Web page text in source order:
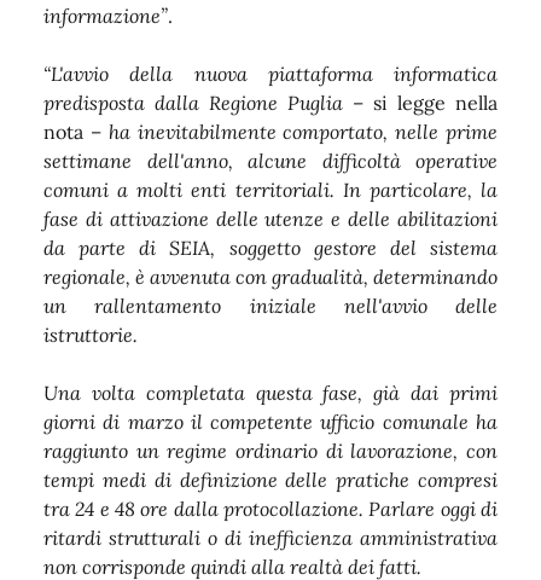
informazione”.
“L'avvio della nuova piattaforma informatica
predisposta dalla Regione Puglia – si legge nella
nota – ha inevitabilmente comportato, nelle prime
settimane dell'anno, alcune difficoltà operative
comuni a molti enti territoriali. In particolare, la
fase di attivazione delle utenze e delle abilitazioni
da parte di SEIA, soggetto gestore del sistema
regionale, è avvenuta con gradualità, determinando
un rallentamento iniziale nell'avvio delle
istruttorie.
Una volta completata questa fase, già dai primi
giorni di marzo il competente ufficio comunale ha
raggiunto un regime ordinario di lavorazione, con
tempi medi di definizione delle pratiche compresi
tra 24 e 48 ore dalla protocollazione. Parlare oggi di
ritardi strutturali o di inefficienza amministrativa
non corrisponde quindi alla realtà dei fatti.